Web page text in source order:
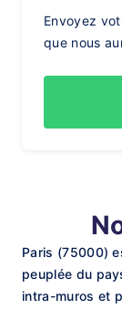
Envoyez
que nous
Paris (75000)
peuplée du
intra-muros et